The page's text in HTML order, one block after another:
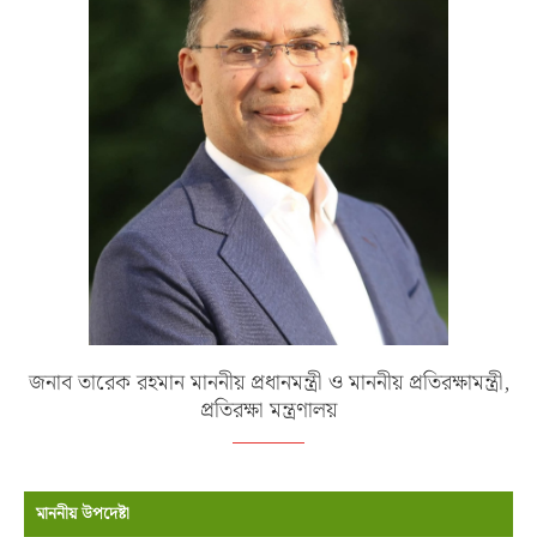
জনাব তারেক রহমান মাননীয় প্রধানমন্ত্রী ও মাননীয় প্রতিরক্ষামন্ত্রী,
প্রতিরক্ষা মন্ত্রণালয়
মাননীয় উপদেষ্টা